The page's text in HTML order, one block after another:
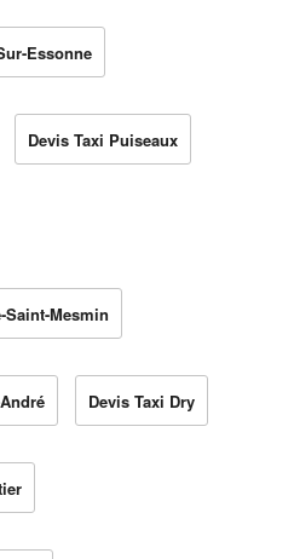
Essonne
Devis Taxi Puiseaux
Saint-Mesmin
Devis Taxi Dry